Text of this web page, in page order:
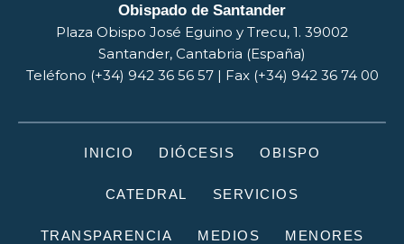
Obispado de Santander
Plaza Obispo José Eguino y Trecu, 1. 39002
Santander, Cantabria (España)
Teléfono (+34) 942 36 56 57 | Fax (+34) 942 36 74 00
INICIO DIÓCESIS OBISPO
CATEDRAL SERVICIOS
TRANSPARENCIA MEDIOS MENORES